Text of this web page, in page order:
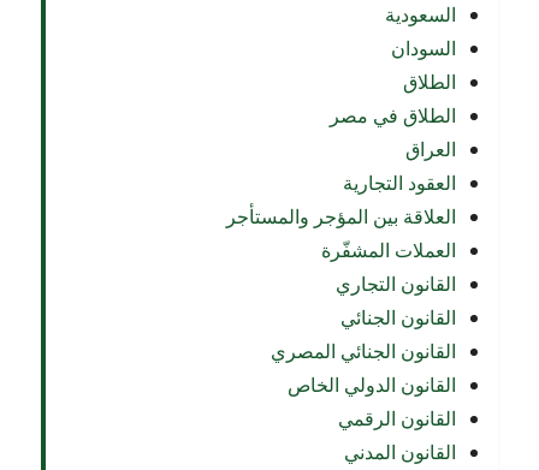
السعودية
السودان
الطلاق
الطلاق في مصر
العراق
العقود التجارية
العلاقة بين المؤجر والمستأجر
العملات المشفّرة
القانون التجاري
القانون الجنائي
القانون الجنائي المصري
القانون الدولي الخاص
القانون الرقمي
القانون المدني